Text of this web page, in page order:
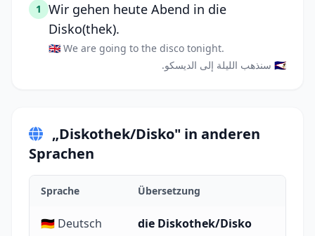
1
Wir gehen heute Abend in die
Disko(thek).
🇬🇧 We are going to the disco tonight.
🇸🇦 سنذهب الليلة إلى الديسكو.
„Diskothek/Disko" in anderen
Sprachen
Sprache Übersetzung
🇩🇪 Deutsch die Diskothek/Disko